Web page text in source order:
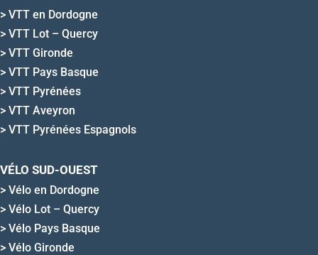
> VTT en Dordogne
> VTT Lot – Quercy
> VTT Gironde
> VTT Pays Basque
> VTT Pyrénées
> VTT Aveyron
> VTT Pyrénées Espagnols
VÉLO SUD-OUEST
> Vélo en Dordogne
> Vélo Lot – Quercy
> Vélo Pays Basque
> Vélo Gironde